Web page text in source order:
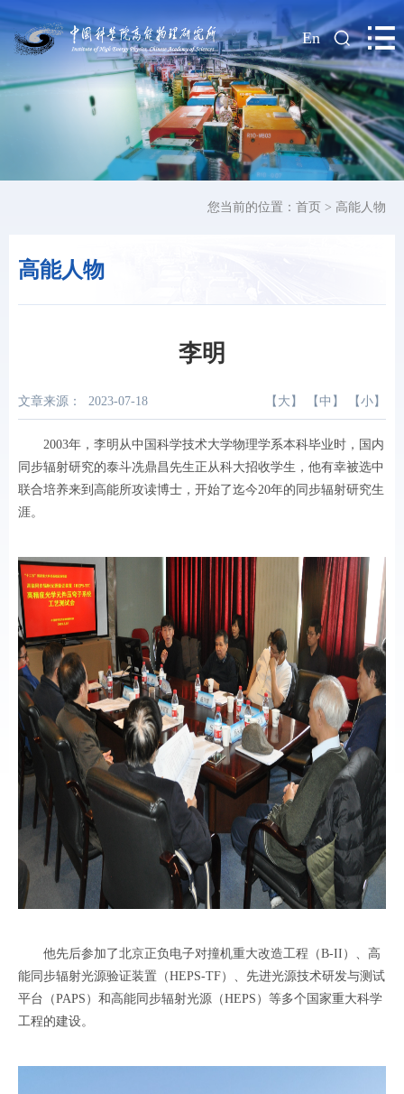
| En
高能人物
您当前的位置： 首页 > 高能人物
李明
文章来源： 2023-07-18 【 大 】 【 中 】 【 小 】
2003年，李明从中国科学技术大学物理学系本科毕业时，国内
同步辐射研究的泰斗冼鼎昌先生正从科大招收学生，他有幸被选中
联合培养来到高能所攻读博士，开始了迄今20年的同步辐射研究生
涯。
他先后参加了北京正负电子对撞机重大改造工程（B-II）、高
能同步辐射光源验证装置（HEPS-TF）、先进光源技术研发与测试
平台（PAPS）和高能同步辐射光源（HEPS）等多个国家重大科学
工程的建设。